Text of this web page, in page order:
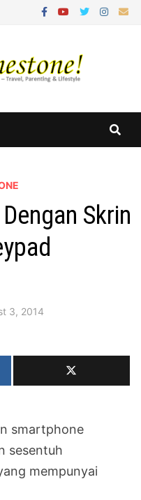
Skrin
3, 2014
smartphone
sesentuh
mempunyai